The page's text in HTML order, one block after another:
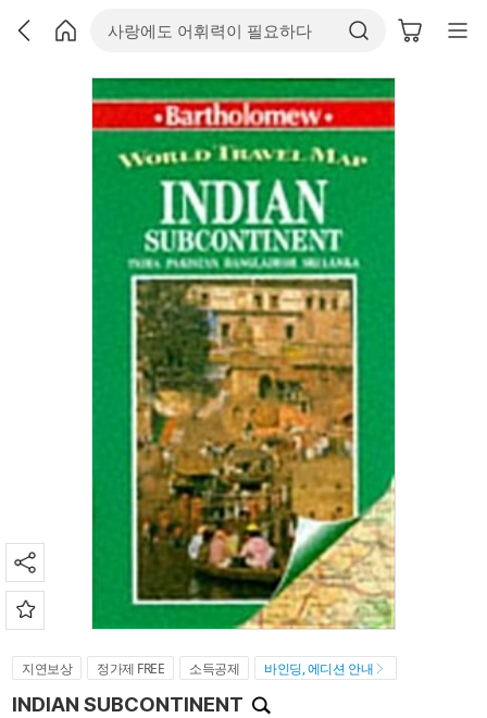
지연보상 정가제 FREE 소득공제 바인딩, 에디션 안내
INDIAN SUBCONTINENT